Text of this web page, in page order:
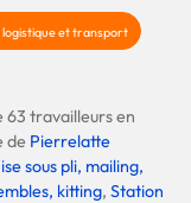
et transport
63 travailleurs en
de Pierrelatte
sous pli, mailing,
kitting, Station